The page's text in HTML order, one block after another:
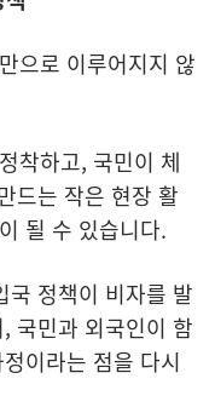
으로 이루어지지 않
착하고, 국민이 체
드는 작은 현장 활
될 수 있습니다.
국 정책이 비자를 발
국민과 외국인이 함
이라는 점을 다시